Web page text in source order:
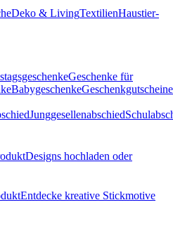
Deko & LivingTextilienHaustier-
Geschenke für
BabygeschenkeGeschenkgutscheine
Junggesellenabschied
Designs hochladen oder
Entdecke kreative Stickmotive